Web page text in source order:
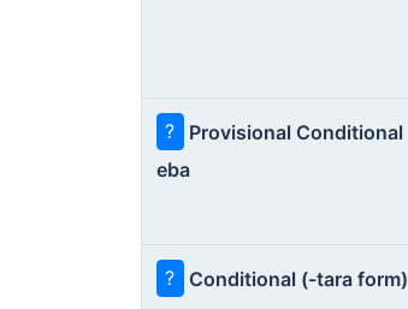
?
Provisional Conditional
eba
? Conditional (-tara form)